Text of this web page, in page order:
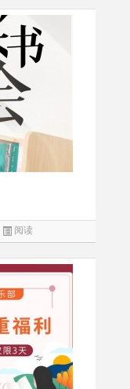
阅读